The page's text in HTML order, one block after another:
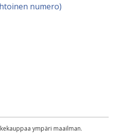
numero)
ympäri maailman.